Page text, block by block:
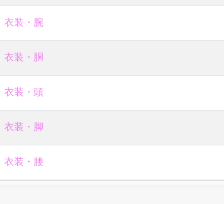
衣装・腕
衣装・胴
衣装・頭
衣装・脚
衣装・腰